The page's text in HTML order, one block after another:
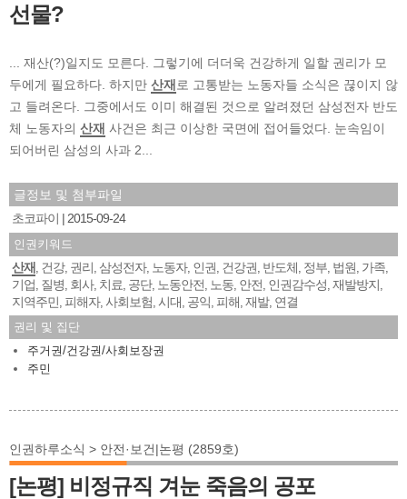
선물?
... 재산(?)일지도 모른다. 그렇기에 더더욱 건강하게 일할 권리가 모
두에게 필요하다. 하지만 산재 로 고통받는 노동자들 소식은 끊이지 않
고 들려온다. 그중에서도 이미 해결된 것으로 알려졌던 삼성전자 반도
체 노동자의 산재 사건은 최근 이상한 국면에 접어들었다. 눈속임이
되어버린 삼성의 사과 2...
글정보 및 첨부파일
초코파이
2015-09-24
인권키워드
산재 건강, 권리 삼성전자, 노동자, 인권 건강권 반도체 정부 법원 가족
기업 질병 회사, 치료 공단, 노동안전 노동 안전 인권감수성 재발방지
지역주민 피해자, 사회보험 시대 공익 피해 재발, 연결
권리 및 집단
주거권/건강권/사회보장권
주민
인권하루소식 > 안전·보건|논평 (2859호)
[논평] 비정규직 겨눈 죽음의 공포